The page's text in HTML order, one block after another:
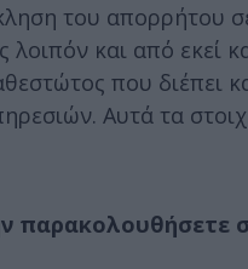
του απορρήτου
και από εκεί
που διέπει
Αυτά τα